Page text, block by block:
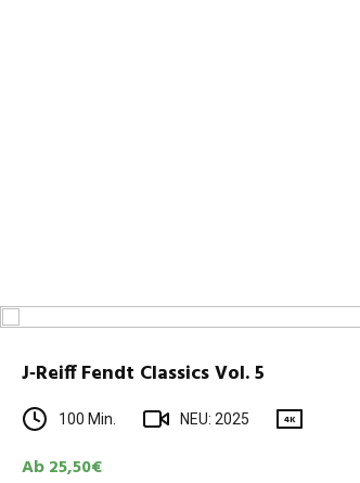
J‑Reiff Fendt Clas­sics Vol. 5
100 Min. NEU: 2025 4K
Ab 25,50€